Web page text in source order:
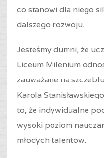
co stanowi dla niego
dalszego rozwoju.
Jesteśmy dumni, że
Liceum Milenium
zauważane na
Karola
to, że indywidualne
wysoki poziom
młodych talentów.